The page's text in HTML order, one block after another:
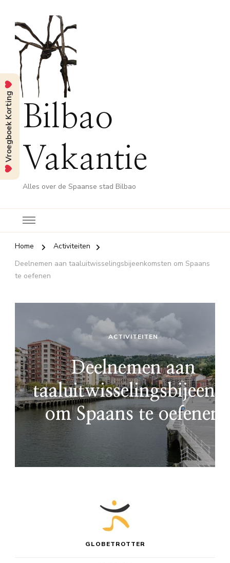
Bilbao
Vakantie
Alles over de Spaanse stad Bilbao
Home
Activiteiten
Deelnemen aan taaluitwisselingsbijeenkomsten om Spaans
te oefenen
ACTIVITEITEN
Deelnemen aan
om Spaans te oefenen
GLOBETROTTER
Vroegboek Korting